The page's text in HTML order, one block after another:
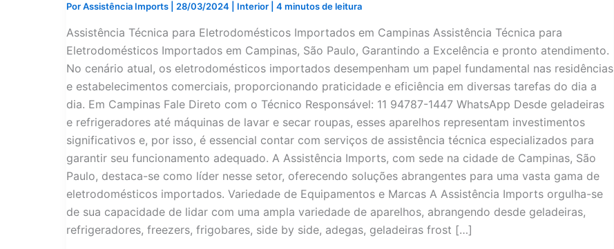
PorAssistência Imports 28/03/2024 Interior 4 minutos de leitura
Assistência Técnica para Eletrodomésticos Importados em Campinas Assistência Técnica para
Eletrodomésticos Importados em Campinas, São Paulo, Garantindo a Excelência e pronto atendimento.
No cenário atual, os eletrodomésticos importados desempenham um papel fundamental nas residências
e estabelecimentos comerciais, proporcionando praticidade e eficiência em diversas tarefas do dia a
dia. Em Campinas Fale Direto com o Técnico Responsável: 11 94787-1447 WhatsApp Desde geladeiras
e refrigeradores até máquinas de lavar e secar roupas, esses aparelhos representam investimentos
significativos e, por isso, é essencial contar com serviços de assistência técnica especializados para
garantir seu funcionamento adequado. A Assistência Imports, com sede na cidade de Campinas, São
Paulo, destaca-se como líder nesse setor, oferecendo soluções abrangentes para uma vasta gama de
eletrodomésticos importados. Variedade de Equipamentos e Marcas A Assistência Imports orgulha-se
de sua capacidade de lidar com uma ampla variedade de aparelhos, abrangendo desde geladeiras,
refrigeradores, freezers, frigobares, side by side, adegas, geladeiras frost […]